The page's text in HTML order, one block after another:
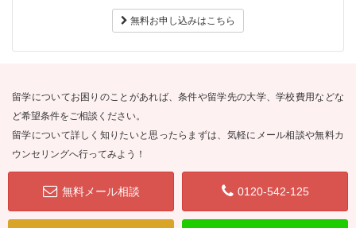
無料お申し込みはこちら
留学についてお困りのことがあれば、条件や留学先の大学、学校費用などな
ど希望条件をご相談ください。
留学について詳しく知りたいと思ったらまずは、気軽にメール相談や無料カ
ウンセリングへ行ってみよう！
無料メール相談 0120-542-125